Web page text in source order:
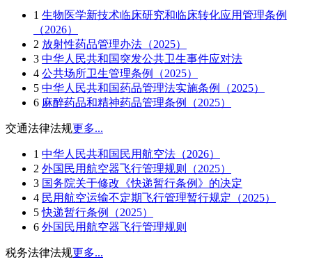
1 生物医学新技术临床研究和临床转化应用管理条例
（2026）
2 放射性药品管理办法（2025）
3 中华人民共和国突发公共卫生事件应对法
4 公共场所卫生管理条例（2025）
5 中华人民共和国药品管理法实施条例（2025）
6 麻醉药品和精神药品管理条例（2025）
交通法律法规更多...
1 中华人民共和国民用航空法（2026）
2 外国民用航空器飞行管理规则（2025）
3 国务院关于修改《快递暂行条例》的决定
4 民用航空运输不定期飞行管理暂行规定（2025）
5 快递暂行条例（2025）
6 外国民用航空器飞行管理规则
税务法律法规更多...